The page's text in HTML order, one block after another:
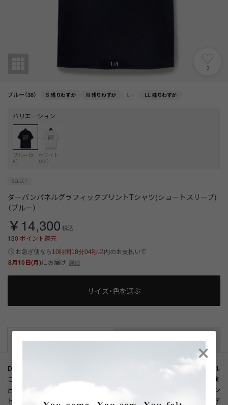
1/4
2
ブルー（38） S 残りわずか M 残りわずか L × LL 残りわずか
バリエーション
ブルー（3
8）
ホワイト
（90）
ダーバンパネルグラフィックプリントTシャツ(ショートスリーブ)
（ブルー）
￥14,300 税込
130 ポイント還元
お急ぎ便なら 10時間18分04秒以内のお支払いで
8月10日(月)にお届け 詳細
サイズ・色を選ぶ
商品説明 サイズ詳細
Dロゴをグラフィックに落とし込んだ半袖プリントTシャツ。Dのロゴをパネル
ごとに切り分け、中央にダーバンのロゴを配したデザインが程よい存在感を演
出します。ホワイトとブルーの2色展開で、それぞれのカラーに合わせてプリン
トも同系色でまとめ、統一感のある仕上がりに。一枚着はもちろん、主張しすぎ
×